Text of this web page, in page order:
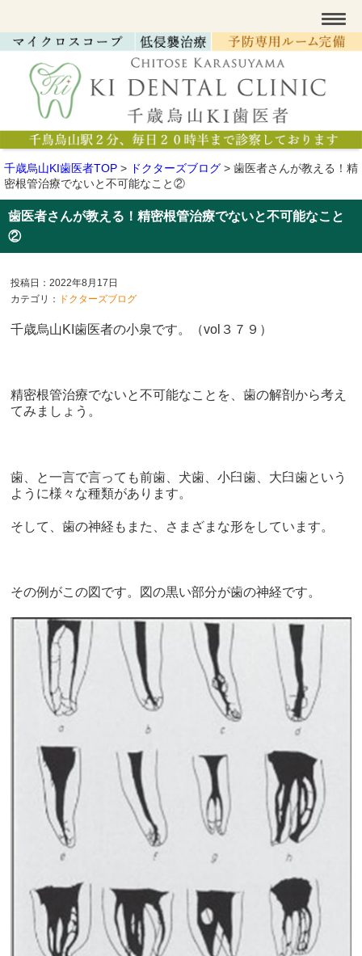
千歳烏山KI歯医者TOP > ドクターズブログ > 歯医者さんが教える！精
密根管治療でないと不可能なこと②
歯医者さんが教える！精密根管治療でないと不可能なこと
②
投稿日：2022年8月17日
カテゴリ：
ドクターズブログ
千歳烏山KI歯医者の小泉です。（vol３７９）​
精密根管治療でないと不可能なことを、歯の解剖から考え
てみましょう。
歯、と一言で言っても前歯、犬歯、小臼歯、大臼歯という
ように様々な種類があります。
そして、歯の神経もまた、さまざまな形をしています。
その例がこの図です。図の黒い部分が歯の神経です。